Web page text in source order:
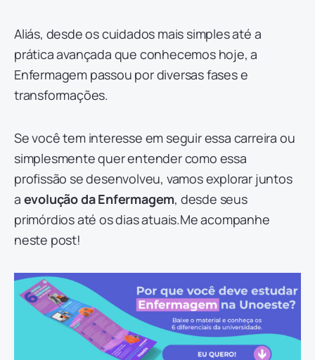
Aliás, desde os cuidados mais simples até a
prática avançada que conhecemos hoje, a
Enfermagem passou por diversas fases e
transformações.
Se você tem interesse em seguir essa carreira ou
simplesmente quer entender como essa
profissão se desenvolveu, vamos explorar juntos
a evolução da Enfermagem, desde seus
primórdios até os dias atuais.Me acompanhe
neste post!